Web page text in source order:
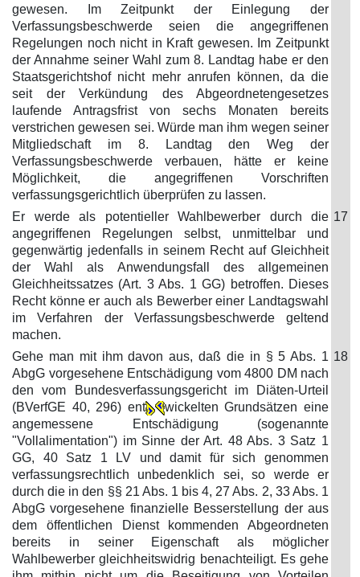
gewesen. Im Zeitpunkt der Einlegung der
Verfassungsbeschwerde seien die angegriffenen
Regelungen noch nicht in Kraft gewesen. Im Zeitpunkt
der Annahme seiner Wahl zum 8. Landtag habe er den
Staatsgerichtshof nicht mehr anrufen können, da die
seit der Verkündung des Abgeordnetengesetzes
laufende Antragsfrist von sechs Monaten bereits
verstrichen gewesen sei. Würde man ihm wegen seiner
Mitgliedschaft im 8. Landtag den Weg der
Verfassungsbeschwerde verbauen, hätte er keine
Möglichkeit, die angegriffenen Vorschriften
verfassungsgerichtlich überprüfen zu lassen.
Er werde als potentieller Wahlbewerber durch die
angegriffenen Regelungen selbst, unmittelbar und
gegenwärtig jedenfalls in seinem Recht auf Gleichheit
der Wahl als Anwendungsfall des allgemeinen
Gleichheitssatzes (Art. 3 Abs. 1 GG) betroffen. Dieses
Recht könne er auch als Bewerber einer Landtagswahl
im Verfahren der Verfassungsbeschwerde geltend
machen.
17
Gehe man mit ihm davon aus, daß die in § 5 Abs. 1
AbgG vorgesehene Entschädigung vom 4800 DM nach
den vom Bundesverfassungsgericht im Diäten-Urteil
(BVerfGE 40, 296) ent
wickelten Grundsätzen eine
angemessene Entschädigung (sogenannte
"Vollalimentation") im Sinne der Art. 48 Abs. 3 Satz 1
GG, 40 Satz 1 LV und damit für sich genommen
verfassungsrechtlich unbedenklich sei, so werde er
durch die in den §§ 21 Abs. 1 bis 4, 27 Abs. 2, 33 Abs. 1
AbgG vorgesehene finanzielle Besserstellung der aus
dem öffentlichen Dienst kommenden Abgeordneten
bereits in seiner Eigenschaft als möglicher
Wahlbewerber gleichheitswidrig benachteiligt. Es gehe
18